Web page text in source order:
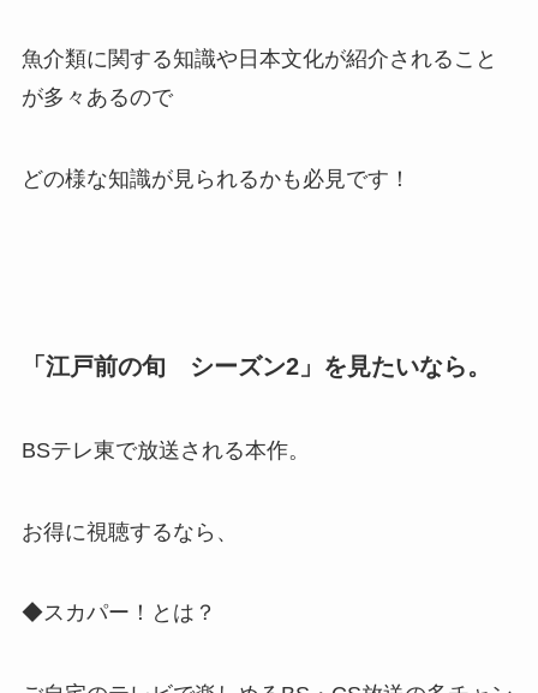
魚介類に関する知識や日本文化が紹介されること
が多々あるので
どの様な知識が見られるかも必見です！
「江戸前の旬 シーズン2」を見たいなら。
BSテレ東で放送される本作。
お得に視聴するなら、
◆スカパー！とは？